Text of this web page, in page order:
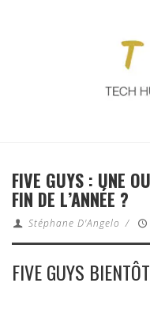
FIVE GUYS : UNE
FIN DE L’ANNÉE ?
Stéphane D'Angelo /
FIVE GUYS